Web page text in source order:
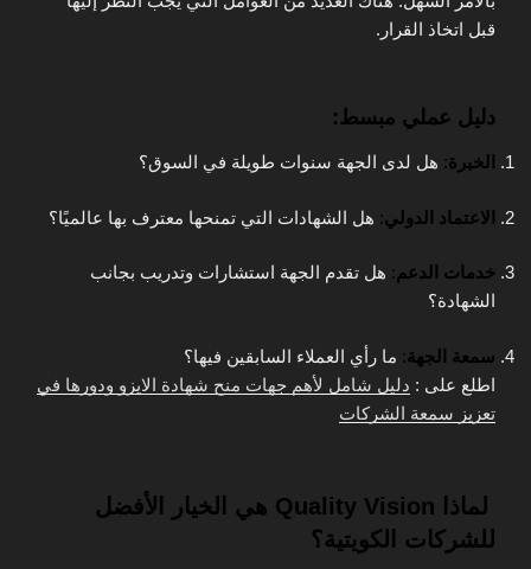
قبل اتخاذ القرار.
دليل عملي مبسط:
الخبرة: هل لدى الجهة سنوات طويلة في السوق؟
الاعتماد الدولي: هل الشهادات التي تمنحها معترف بها عالميًا؟
خدمات الدعم: هل تقدم الجهة استشارات وتدريب بجانب
الشهادة؟
سمعة الجهة: ما رأي العملاء السابقين فيها؟
اطلع على : دليل شامل لأهم جهات منح شهادة الايزو ودورها في
تعزيز سمعة الشركات
لماذا Quality Vision هي الخيار الأفضل
للشركات الكويتية؟